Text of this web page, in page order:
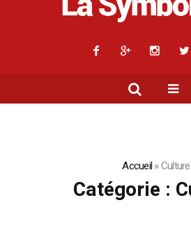
Accueil»Culture
Catégorie :